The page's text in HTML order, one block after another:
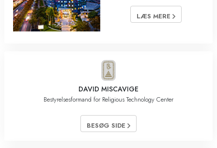
LÆS MERE
DAVID MISCAVIGE
Bestyrelsesformand for Religious Technology Center
BESØG SIDE